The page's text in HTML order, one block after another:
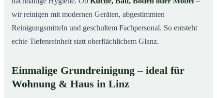
wir reinigen mit modernen Geräten, abgestimmten
Reinigungsmitteln und geschultem Fachpersonal. So entsteht
echte Tiefenreinheit statt oberflächlichem Glanz.
Einmalige Grundreinigung – ideal für
Wohnung & Haus in Linz